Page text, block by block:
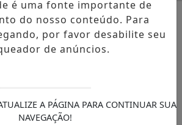
reduz defesas e
é uma fonte importante de
do nosso conteúdo. Para
por favor desabilite seu
de anúncios.
A PÁGINA PARA CONTINUAR SUA
NAVEGAÇÃO!